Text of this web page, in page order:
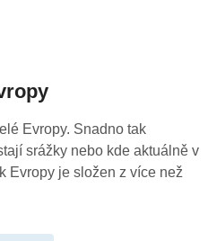
Evropy. Snadno tak
srážky nebo kde aktuálně v
Evropy je složen z více než